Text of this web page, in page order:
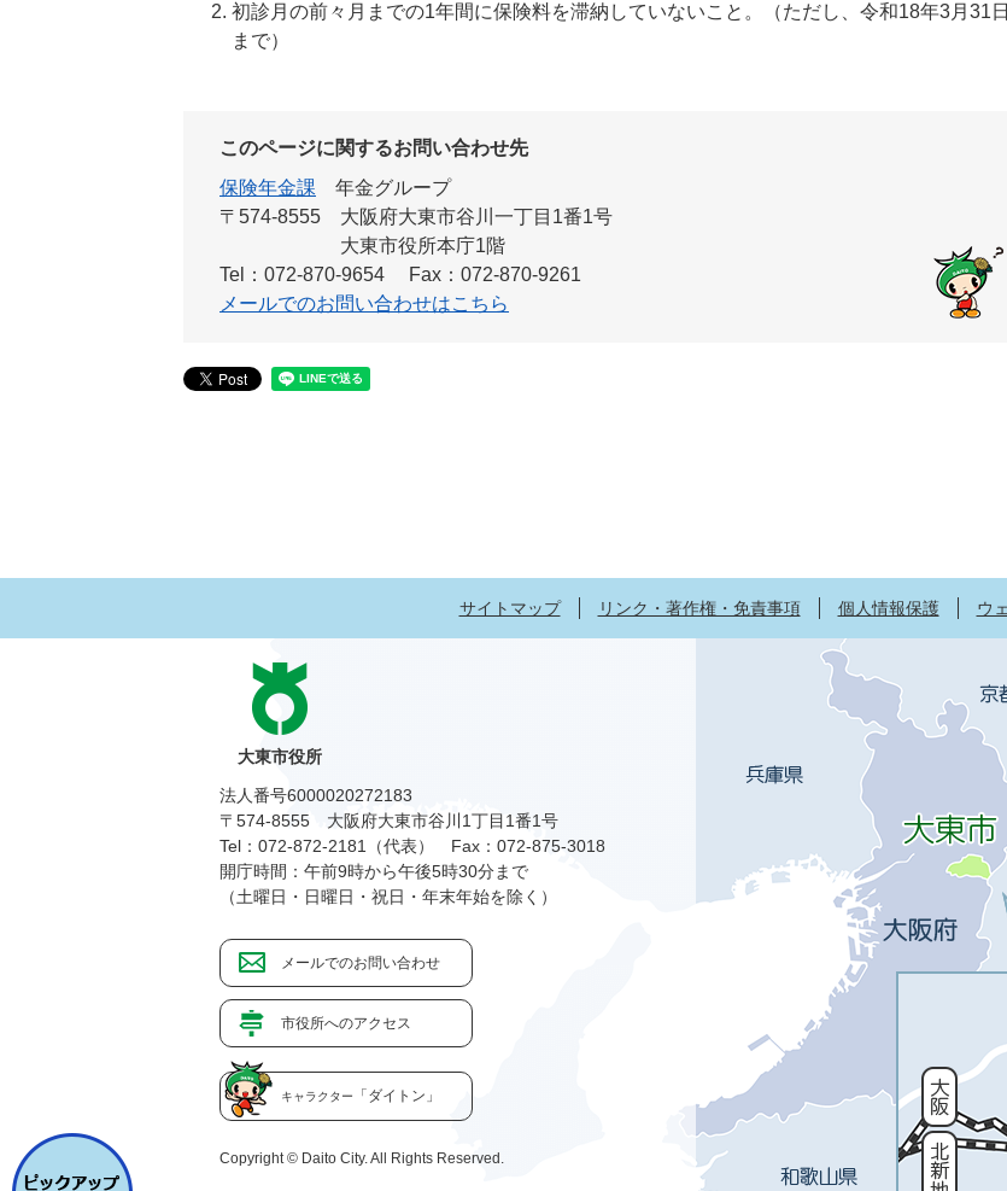
初診月の前々月までの1年間に保険料を滞納していないこと。（ただし、令和18年3月31日
まで）
このページに関するお問い合わせ先
保険年金課
年金グループ
〒574-8555
大阪府大東市谷川一丁目1番1号
大東市役所本庁1階
Tel：072-870-9654
Fax：072-870-9261
メールでのお問い合わせはこちら
サイトマップ リンク・著作権・免責事項 個人情報保護 ウ
大東市役所
法人番号6000020272183
〒574-8555 大阪府大東市谷川1丁目1番1号
Tel：072-872-2181（代表）
Fax：072-875-3018
開庁時間：午前9時から午後5時30分まで
（土曜日・日曜日・祝日・年末年始を除く）
メールでのお問い合わせ
市役所へのアクセス
キャラクター 「ダイトン」
Copyright © Daito City. All Rights Reserved.